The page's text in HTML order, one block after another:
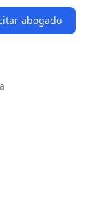
abogado